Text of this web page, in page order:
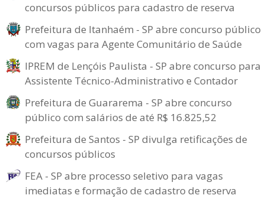
concursos públicos para cadastro de reserva
Prefeitura de Itanhaém - SP abre concurso público
com vagas para Agente Comunitário de Saúde
IPREM de Lençóis Paulista - SP abre concurso para
Assistente Técnico-Administrativo e Contador
Prefeitura de Guararema - SP abre concurso
público com salários de até R$ 16.825,52
Prefeitura de Santos - SP divulga retificações de
concursos públicos
FEA - SP abre processo seletivo para vagas
imediatas e formação de cadastro de reserva